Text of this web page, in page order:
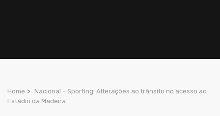
Home > Nacional – Sporting: Alterações ao trânsito no acesso ao
Estádio da Madeira